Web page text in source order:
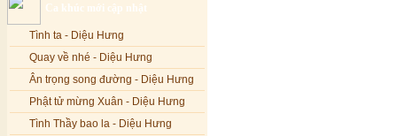
Ca khúc mới cập nhật
Tình ta - Diệu Hưng
Quay về nhé - Diệu Hưng
Ân trọng song đường - Diệu Hưng
Phật tử mừng Xuân - Diệu Hưng
Tình Thầy bao la - Diệu Hưng